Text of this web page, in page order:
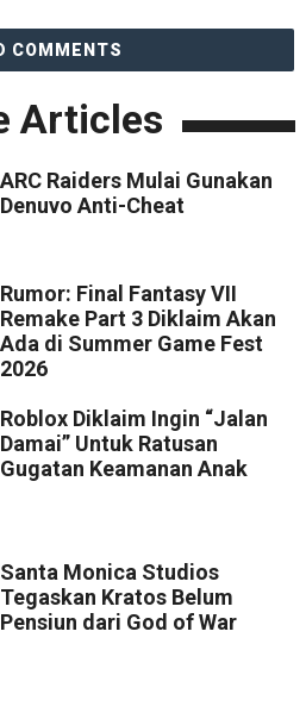
COMMENTS
Articles
ARC Raiders Mulai Gunakan
Denuvo Anti-Cheat
Rumor: Final Fantasy VII
Remake Part 3 Diklaim Akan
Ada di Summer Game Fest
2026
Roblox Diklaim Ingin “Jalan
Damai” Untuk Ratusan
Gugatan Keamanan Anak
Santa Monica Studios
Tegaskan Kratos Belum
Pensiun dari God of War